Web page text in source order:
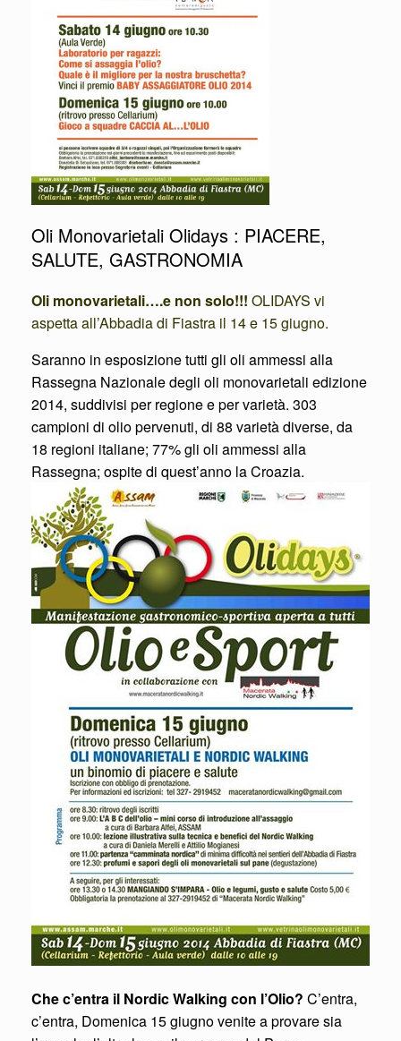
Oli Monovarietali Olidays : PIACERE,
SALUTE, GASTRONOMIA
Oli monovarietali….e non solo!!! OLIDAYS vi
aspetta all’Abbadia di Fiastra il 14 e 15 giugno.
Saranno in esposizione tutti gli oli ammessi alla
Rassegna Nazionale degli oli monovarietali edizione
2014, suddivisi per regione e per varietà. 303
campioni di olio pervenuti, di 88 varietà diverse, da
18 regioni italiane; 77% gli oli ammessi alla
Rassegna; ospite di quest’anno la Croazia.
Che c’entra il Nordic Walking con l’Olio? C’entra,
c’entra, Domenica 15 giugno venite a provare sia